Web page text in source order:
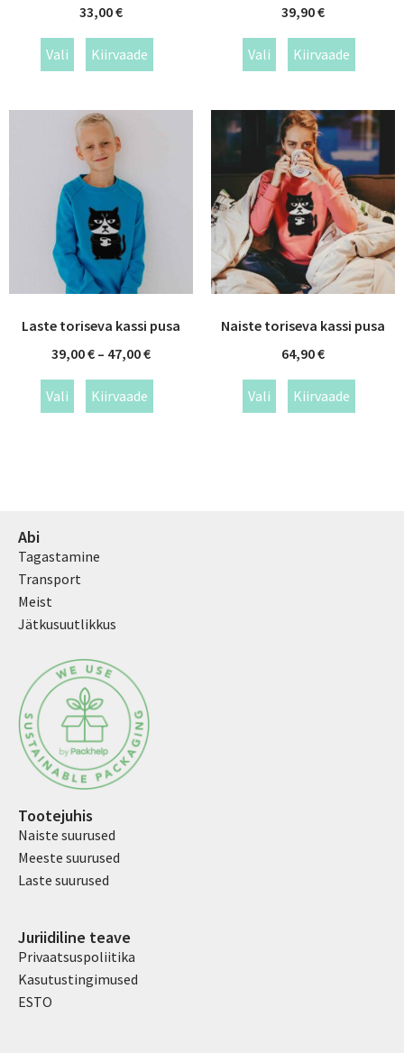
33,00€
Vali Kiirvaade
39,90€
Vali Kiirvaade
Laste toriseva kassi pusa
39,00€ – 47,00€
Vali Kiirvaade
Naiste toriseva kassi pusa
64,90€
Vali Kiirvaade
Abi
Tagastamine
Transport
Meist
Jätkusuutlikkus
Tootejuhis
Naiste suurused
Meeste suurused
Laste suurused
Juriidiline teave
Privaatsuspoliitika
Kasutustingimused
ESTO